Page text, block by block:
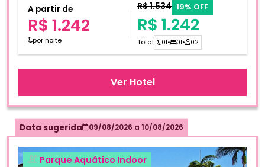
A partir de
R$ 1.242
por noite
R$ 1.534 19% OFF
R$ 1.242
Total 01• 01• 02
Ver Hotel
Data sugerida 09/08/2026 a 10/08/2026
Parque Aquático Indoor